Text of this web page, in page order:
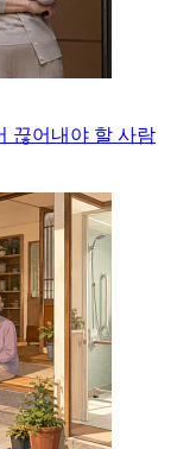
끊어내야 할 사람